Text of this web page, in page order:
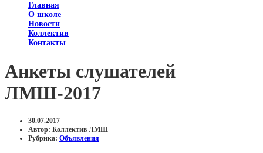
Главная
О школе
Новости
Коллектив
Контакты
Анкеты слушателей
ЛМШ-2017
30.07.2017
Автор: Коллектив ЛМШ
Рубрика: Объявления